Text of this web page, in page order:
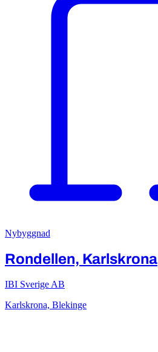
Nybyggnad
Rondellen, Karlskrona
IBI Sverige AB
Karlskrona, Blekinge